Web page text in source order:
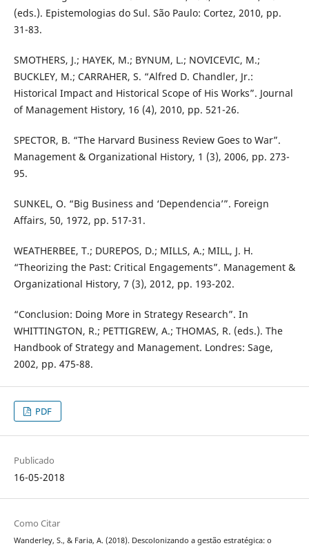
(eds.). Epistemologias do Sul. São Paulo: Cortez, 2010, pp.
31-83.
SMOTHERS, J.; HAYEK, M.; BYNUM, L.; NOVICEVIC, M.;
BUCKLEY, M.; CARRAHER, S. “Alfred D. Chandler, Jr.:
Historical Impact and Historical Scope of His Works”. Journal
of Management History, 16 (4), 2010, pp. 521-26.
SPECTOR, B. “The Harvard Business Review Goes to War”.
Management & Organizational History, 1 (3), 2006, pp. 273-
95.
SUNKEL, O. “Big Business and ‘Dependencia’”. Foreign
Affairs, 50, 1972, pp. 517-31.
WEATHERBEE, T.; DUREPOS, D.; MILLS, A.; MILL, J. H.
“Theorizing the Past: Critical Engagements”. Management &
Organizational History, 7 (3), 2012, pp. 193-202.
“Conclusion: Doing More in Strategy Research”. In
WHITTINGTON, R.; PETTIGREW, A.; THOMAS, R. (eds.). The
Handbook of Strategy and Management. Londres: Sage,
2002, pp. 475-88.
PDF
Publicado
16-05-2018
Como Citar
Wanderley, S., & Faria, A. (2018). Descolonizando a gestão estratégica: o